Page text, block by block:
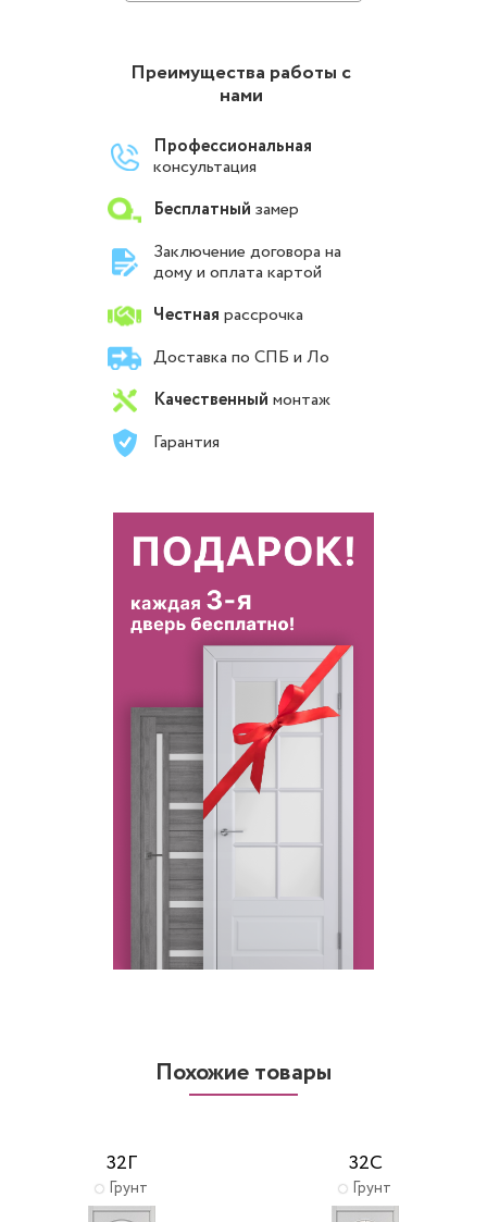
Преимущества работы с
нами
Профессиональная
консультация
Бесплатный замер
Заключение договора на
дому и оплата картой
Честная рассрочка
Доставка по СПБ и Ло
Качественный монтаж
Гарантия
Похожие товары
32Г
Грунт
32С
Грунт